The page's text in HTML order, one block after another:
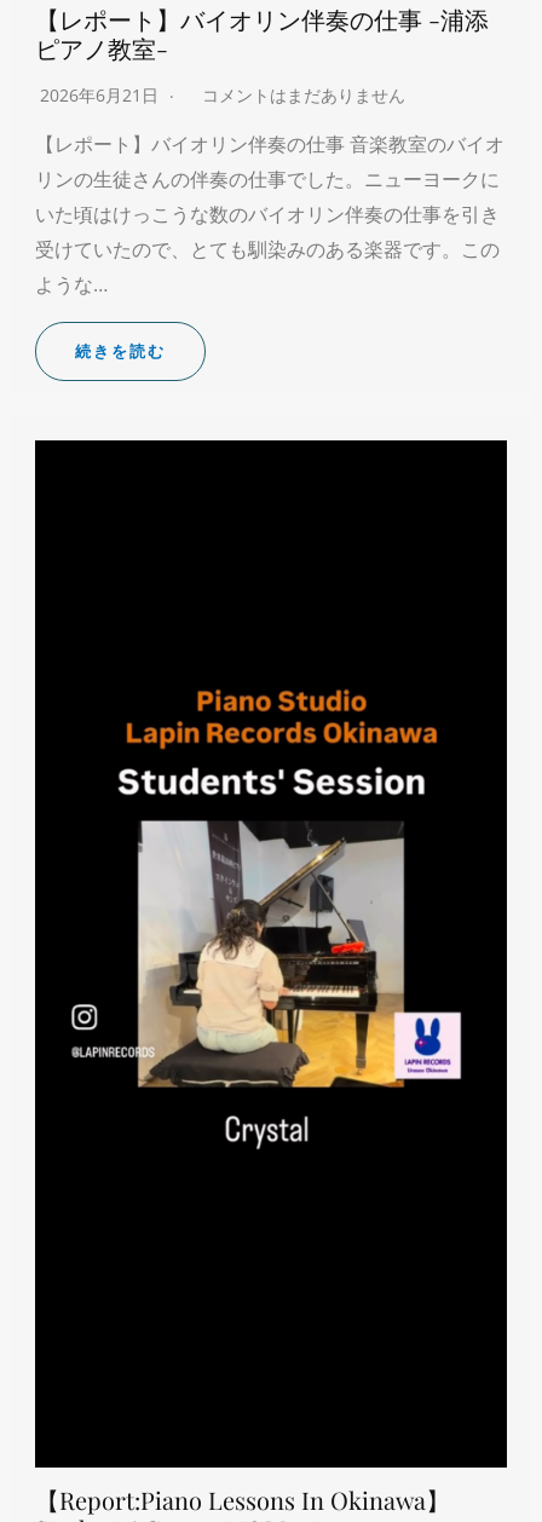
【レポート】バイオリン伴奏の仕事 -浦添
ピアノ教室-
2026年6月21日 コメントはまだありません
【レポート】バイオリン伴奏の仕事 音楽教室のバイオ
リンの生徒さんの伴奏の仕事でした。ニューヨークに
いた頃はけっこうな数のバイオリン伴奏の仕事を引き
受けていたので、とても馴染みのある楽器です。この
ような…
続きを読む
【Report:Piano Lessons In Okinawa】